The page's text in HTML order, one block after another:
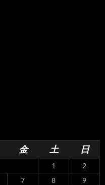
金 土 日
1
2
7 8
9